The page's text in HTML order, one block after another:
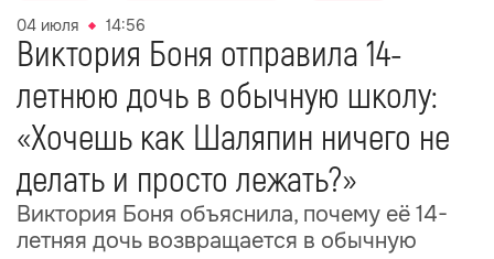
04 июля 14:56
Виктория Боня отправила 14-
летнюю дочь в обычную школу:
«Хочешь как Шаляпин ничего не
делать и просто лежать?»
Виктория Боня объяснила, почему её 14-
летняя дочь возвращается в обычную